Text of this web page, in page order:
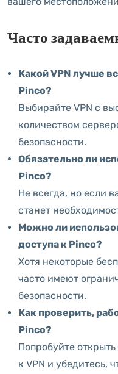
Часто
Какой VPN лучше
Pinco?
Выбирайте VPN с
количеством
безопасности.
Обязательно ли
Pinco?
Не всегда, но если
станет
Можно ли
доступа к Pinco?
Хотя некоторые
часто имеют
безопасности.
Как проверить,
Pinco?
Попробуйте
к VPN и убедитесь,